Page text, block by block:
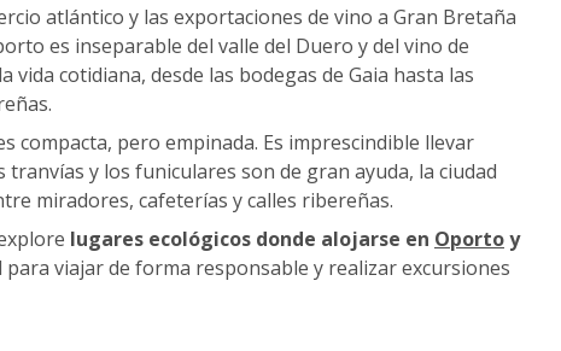
atlántico y las exportaciones de vino a Gran Bretaña
es inseparable del valle del Duero y del vino de
vida cotidiana, desde las bodegas de Gaia hasta las
compacta, pero empinada. Es imprescindible llevar
tranvías y los funiculares son de gran ayuda, la ciudad
miradores, cafeterías y calles ribereñas.
lugares ecológicos donde alojarse en Oportoy
para viajar de forma responsable y realizar excursiones